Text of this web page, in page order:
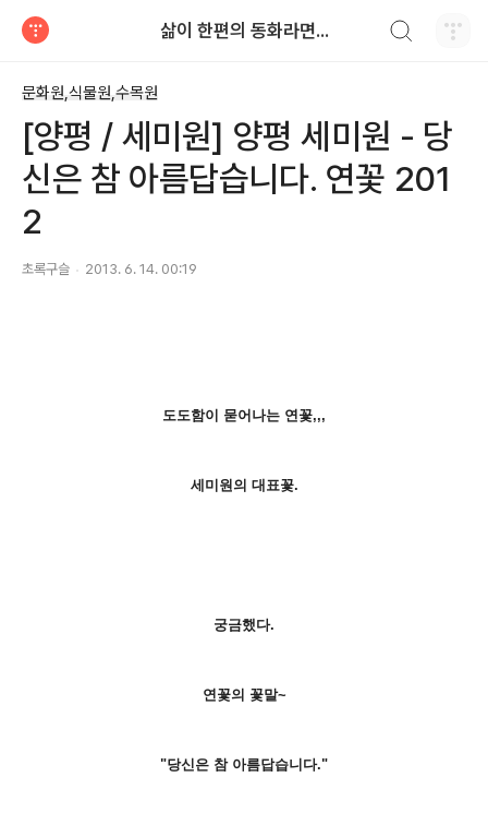
삶이 한편의 동화라면...
문화원,식물원,수목원
[양평 / 세미원] 양평 세미원 - 당
신은 참 아름답습니다. 연꽃 201
2
초록구슬 2013. 6. 14. 00:19
도도함이 묻어나는 연꽃,,,
세미원의 대표꽃.
궁금했다.
연꽃의 꽃말~
"당신은 참 아름답습니다."